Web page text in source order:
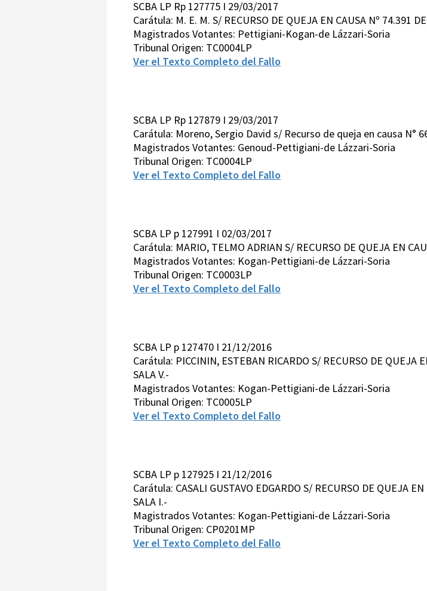
SCBA LP Rp 127775 I 29/03/2017
Carátula: M. E. M. S/ RECURSO DE QUEJA EN CAUSA Nº 74.391
Magistrados Votantes: Pettigiani-Kogan-de Lázzari-Soria
Tribunal Origen: TC0004LP
Ver el Texto Completo del Fallo
SCBA LP Rp 127879 I 29/03/2017
Carátula: Moreno, Sergio David s/ Recurso de queja en causa N°
Magistrados Votantes: Genoud-Pettigiani-de Lázzari-Soria
Tribunal Origen: TC0004LP
Ver el Texto Completo del Fallo
SCBA LP p 127991 I 02/03/2017
Carátula: MARIO, TELMO ADRIAN S/ RECURSO DE QUEJA EN
Magistrados Votantes: Kogan-Pettigiani-de Lázzari-Soria
Tribunal Origen: TC0003LP
Ver el Texto Completo del Fallo
SCBA LP p 127470 I 21/12/2016
Carátula: PICCININ, ESTEBAN RICARDO S/ RECURSO DE QUEJA
SALA V.-
Magistrados Votantes: Kogan-Pettigiani-de Lázzari-Soria
Tribunal Origen: TC0005LP
Ver el Texto Completo del Fallo
SCBA LP p 127925 I 21/12/2016
Carátula: CASALI GUSTAVO EDGARDO S/ RECURSO DE QUEJA
SALA I.-
Magistrados Votantes: Kogan-Pettigiani-de Lázzari-Soria
Tribunal Origen: CP0201MP
Ver el Texto Completo del Fallo